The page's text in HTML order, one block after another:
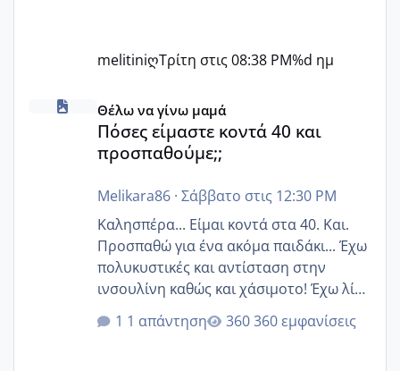
melitiniღΤρίτη στις 08:38 PM%d ημ
Πόσες είμαστε κοντά 40 και προσπαθούμε;;
Θέλω να γίνω μαμά
Πόσες είμαστε κοντά 40 και
προσπαθούμε;;
Melikara86· Σάββατο στις 12:30 PM
Καλησπέρα... Είμαι κοντά στα 40. Και.
Προσπαθώ για ένα ακόμα παιδάκι... Έχω
πολυκυστικές και αντίσταση στην
ινσουλίνη καθώς και χάσιμοτο! Έχω λίγα
κιλά παραπάνω και όσο κ αν προσπαθώ
δεν χάνω εύκολα! Προσπαθώ για ακόμη
1 απάντηση 360 εμφανίσεις